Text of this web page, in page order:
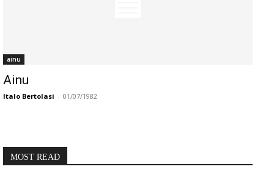
ainu
Ainu
Italo Bertolasi - 01/07/1982
MOST READ